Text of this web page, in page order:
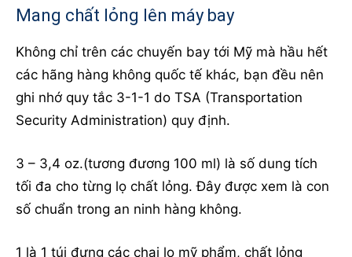
Mang chất lỏng lên máy bay
Không chỉ trên các chuyến bay tới Mỹ mà hầu hết
các hãng hàng không quốc tế khác, bạn đều nên
ghi nhớ quy tắc 3-1-1 do TSA (Transportation
Security Administration) quy định.
3 – 3,4 oz.(tương đương 100 ml) là số dung tích
tối đa cho từng lọ chất lỏng. Đây được xem là con
số chuẩn trong an ninh hàng không.
1 là 1 túi đựng các chai lọ mỹ phẩm, chất lỏng